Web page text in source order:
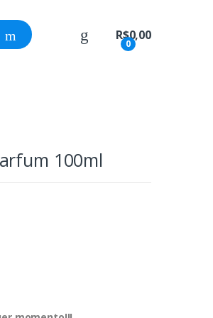
0
R$0,00
100ml